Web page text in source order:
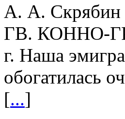
А. А.
ГВ. КОННО-
г. Наша
обогатилась
[...]